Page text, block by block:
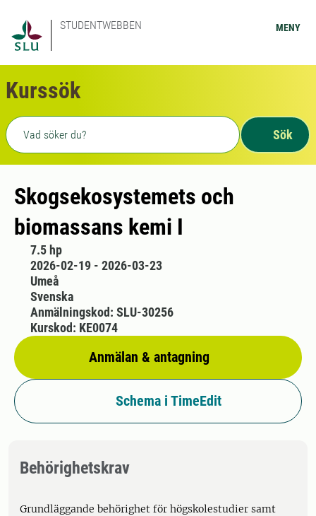
STUDENTWEBBEN MENY
Kurssök
Fritext sökning
Sök
Skogsekosystemets och
biomassans kemi I
7.5 hp
2026-02-19 - 2026-03-23
Umeå
Svenska
Anmälan & antagning
Anmälningskod: SLU-30256
Kurskod: KE0074
Schema i TimeEdit
Behörighetskrav
Grundläggande behörighet för högskolestudier samt